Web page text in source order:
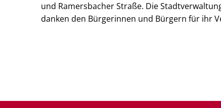
und Ramersbacher Straße. Die
danken den Bürgerinnen und Bürgern für ihr